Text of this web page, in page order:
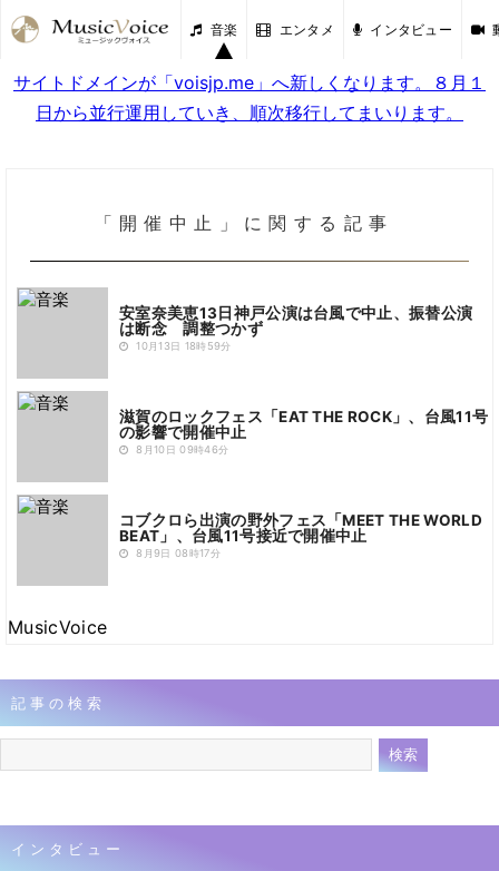
音楽 エンタメ インタビュー
サイトドメインが「voisjp.me」へ新しくなります。８月１
日から並行運用していき、順次移行してまいります。
「開催中止」に関する記事
安室奈美恵13日神戸公演は台風で中止、振替公演
は断念 調整つかず
10月13日 18時59分
滋賀のロックフェス「EAT THE ROCK」、台風11号
の影響で開催中止
8月10日 09時46分
コブクロら出演の野外フェス「MEET THE WORLD
BEAT」、台風11号接近で開催中止
8月9日 08時17分
MusicVoice
記事の検索
インタビュー